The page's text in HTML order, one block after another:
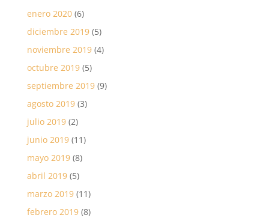
enero 2020(6)
diciembre 2019(5)
noviembre 2019(4)
octubre 2019(5)
septiembre 2019(9)
agosto 2019(3)
julio 2019(2)
junio 2019(11)
mayo 2019(8)
abril 2019(5)
marzo 2019(11)
febrero 2019(8)